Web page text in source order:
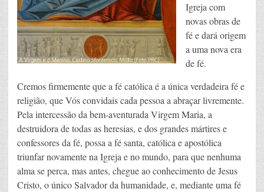
Igreja com
novas obras de
fé e dará origem
a uma nova era
de fé.
Cremos firmemente que a fé católica é a única verdadeira fé e
religião, que Vós convidais cada pessoa a abraçar livremente.
Pela intercessão da bem-aventurada Virgem Maria, a
destruidora de todas as heresias, e dos grandes mártires e
confessores da fé, possa a fé santa, católica e apostólica
triunfar novamente na Igreja e no mundo, para que nenhuma
alma se perca, mas antes, chegue ao conhecimento de Jesus
Cristo, o único Salvador da humanidade, e, mediante uma fé